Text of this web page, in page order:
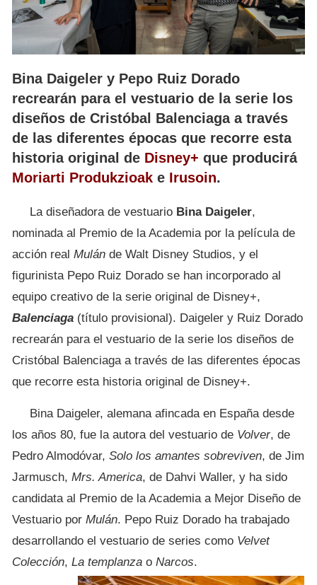
Bina Daigeler y Pepo Ruiz Dorado
recrearán para el vestuario de la serie los
diseños de Cristóbal Balenciaga a través
de las diferentes épocas que recorre esta
historia original de Disney+ que producirá
Moriarti Produkzioak e Irusoin.
La diseñadora de vestuario Bina Daigeler,
nominada al Premio de la Academia por la película de
acción real Mulán de Walt Disney Studios, y el
figurinista Pepo Ruiz Dorado se han incorporado al
equipo creativo de la serie original de Disney+,
Balenciaga (título provisional). Daigeler y Ruiz Dorado
recrearán para el vestuario de la serie los diseños de
Cristóbal Balenciaga a través de las diferentes épocas
que recorre esta historia original de Disney+.
Bina Daigeler, alemana afincada en España desde
los años 80, fue la autora del vestuario de Volver, de
Pedro Almodóvar, Solo los amantes sobreviven, de Jim
Jarmusch, Mrs. America, de Dahvi Waller, y ha sido
candidata al Premio de la Academia a Mejor Diseño de
Vestuario por Mulán. Pepo Ruiz Dorado ha trabajado
desarrollando el vestuario de series como Velvet
Colección, La templanza o Narcos.